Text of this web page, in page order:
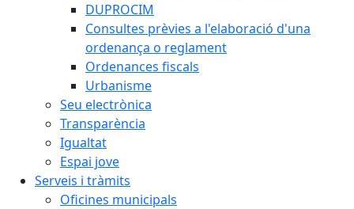
DUPROCIM
Consultes prèvies a l'elaboració d'una
ordenança o reglament
Ordenances fiscals
Urbanisme
Seu electrònica
Transparència
Igualtat
Espai jove
Serveis i tràmits
Oficines municipals